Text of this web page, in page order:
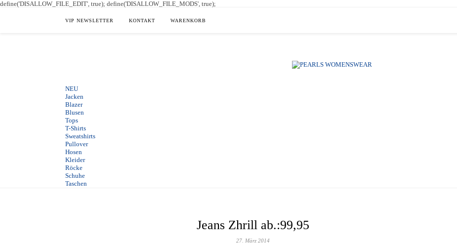
define('DISALLOW_FILE_EDIT', true); define('DISALLOW_FILE_MODS', true);
VIP NEWSLETTER KONTAKT WARENKORB
NEU
Jacken
Blazer
Blusen
Tops
T-Shirts
Sweatshirts
Pullover
Hosen
Kleider
Röcke
Schuhe
Taschen
Jeans Zhrill ab.:99,95
27. März 2014